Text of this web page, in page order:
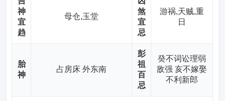
神
宜
趋
母仓,玉堂
煞
宜
忌
游祸,天贼,重
日
胎
神
占房床 外东南
彭
祖
百
忌
癸不词讼理弱
敌强 亥不嫁娶
不利新郎